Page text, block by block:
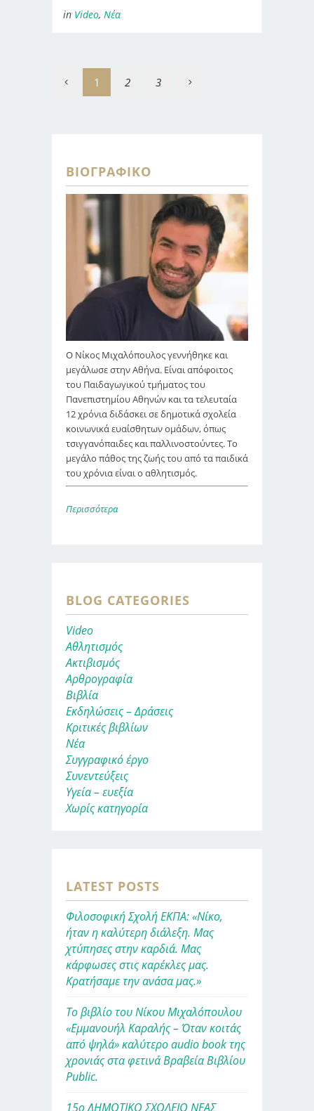
in Video, Νέα
1 2 3
ΒΙΟΓΡΑΦΙΚΌ
Ο Νίκος Μιχαλόπουλος γεννήθηκε και
μεγάλωσε στην Αθήνα. Είναι απόφοιτος
του Παιδαγωγικού τμήματος του
Πανεπιστημίου Αθηνών και τα τελευταία
12 χρόνια διδάσκει σε δημοτικά σχολεία
κοινωνικά ευαίσθητων ομάδων, όπως
τσιγγανόπαιδες και παλλινοστούντες. Το
μεγάλο πάθος της ζωής του από τα παιδικά
του χρόνια είναι ο αθλητισμός.
Περισσότερα
BLOG CATEGORIES
Video
Αθλητισμός
Ακτιβισμός
Αρθρογραφία
Βιβλία
Εκδηλώσεις – Δράσεις
Κριτικές βιβλίων
Νέα
Συγγραφικό έργο
Συνεντεύξεις
Υγεία – ευεξία
Χωρίς κατηγορία
LATEST POSTS
Φιλοσοφική Σχολή ΕΚΠΑ: «Νίκο,
ήταν η καλύτερη διάλεξη. Μας
χτύπησες στην καρδιά. Μας
κάρφωσες στις καρέκλες μας.
Κρατήσαμε την ανάσα μας.»
Το βιβλίο του Νίκου Μιχαλόπουλου
«Εμμανουήλ Καραλής – Όταν κοιτάς
από ψηλά» καλύτερο audio book της
χρονιάς στα φετινά Βραβεία Βιβλίου
Public.
15ο ΔΗΜΟΤΙΚΟ ΣΧΟΛΕΙΟ ΝΕΑΣ